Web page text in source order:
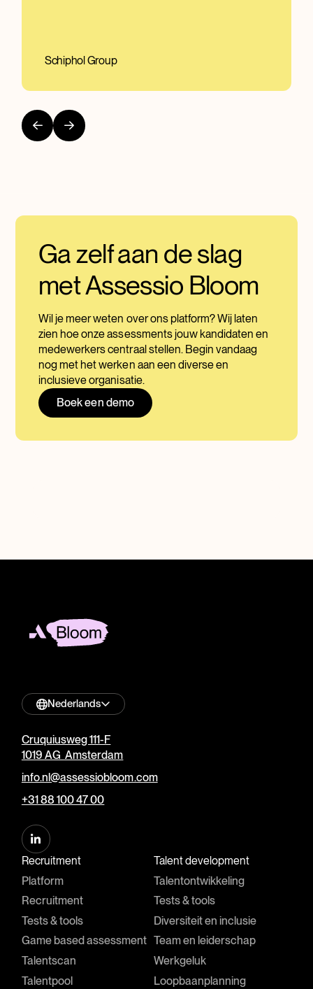
Schiphol Group
Ga zelf aan de slag
met Assessio Bloom
Wil je meer weten over ons platform? Wij laten
zien hoe onze assessments jouw kandidaten en
medewerkers centraal stellen. Begin vandaag
nog met het werken aan een diverse en
inclusieve organisatie.
Boek een demo
Nederlands
Cruquiusweg 111-F
1019 AG Amsterdam
info.nl@assessiobloom.com
+31 88 100 47 00
Recruitment
Platform
Recruitment
Tests & tools
Game based assessment
Talentscan
Talentpool
Talent development
Talentontwikkeling
Tests & tools
Diversiteit en inclusie
Team en leiderschap
Werkgeluk
Loopbaanplanning